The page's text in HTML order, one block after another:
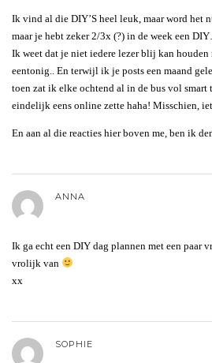
Ik vind al die DIY’S heel leuk, maar word het
maar je hebt zeker 2/3x (?) in de week een
Ik weet dat je niet iedere lezer blij kan houden
eentonig.. En terwijl ik je posts een maand
toen zat ik elke ochtend al in de bus vol smart
eindelijk eens online zette haha! Misschien,
En aan al die reacties hier boven me, ben ik
ANNA
Ik ga echt een DIY dag plannen met een paar
vrolijk van
xx
SOPHIE